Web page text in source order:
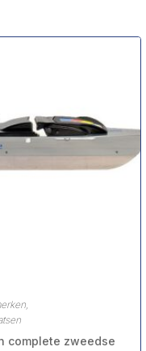
,
complete zweedse